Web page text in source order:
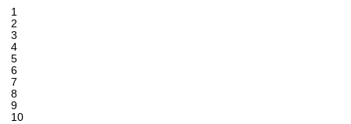
1
2
3
4
5
6
7
8
9
10